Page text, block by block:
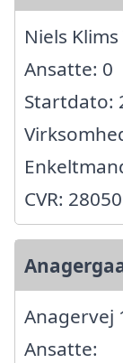
Niels
Ansatte: 0
Startdato:
CVR:
Anagervej
Ansatte: